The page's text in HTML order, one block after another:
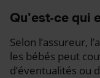
Qu'est-ce qui
Selon l’assureur,
les bébés peut
d’éventualités ou